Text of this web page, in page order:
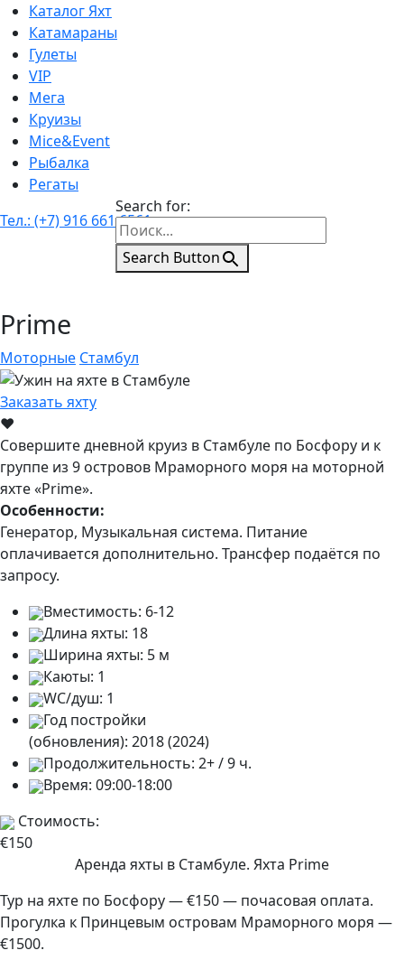
Каталог Яхт
Катамараны
Гулеты
VIP
Мега
Круизы
Mice&Event
Рыбалка
Регаты
Тел.: (+7) 916 661 6561
Search for:
Search Button
Prime
Моторные Стамбул
Заказать яхту
♥
Совершите дневной круиз в Стамбуле по Босфору и к
группе из 9 островов Мраморного моря на моторной
яхте «Prime».
Особенности:
Генератор, Музыкальная система. Питание
оплачивается дополнительно. Трансфер подаётся по
запросу.
Вместимость: 6-12
Длина яхты: 18
Ширина яхты: 5 м
Каюты: 1
WC/душ: 1
Год постройки
(обновления): 2018 (2024)
Продолжительность: 2+ / 9 ч.
Время: 09:00-18:00
Стоимость:
€150
Аренда яхты в Стамбуле. Яхта Prime
Тур на яхте по Босфору — €150 — почасовая оплата.
Прогулка к Принцевым островам Мраморного моря —
€1500.